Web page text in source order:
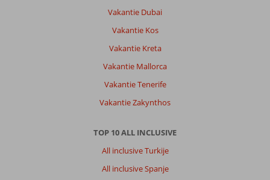
Vakantie Dubai
Vakantie Kos
Vakantie Kreta
Vakantie Mallorca
Vakantie Tenerife
Vakantie Zakynthos
TOP 10 ALL INCLUSIVE
All inclusive Turkije
All inclusive Spanje